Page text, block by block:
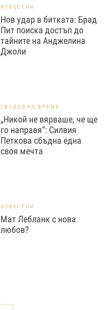
ИЗВЕСТНИ
Нов удар в битката: Брад
Пит поиска достъп до
тайните на Анджелина
Джоли
СВОБОДНО ВРЕМЕ
„Никой не вярваше, че ще
го направя“: Силвия
Петкова сбъдна една
своя мечта
ИЗВЕСТНИ
Мат Лебланк с нова
любов?